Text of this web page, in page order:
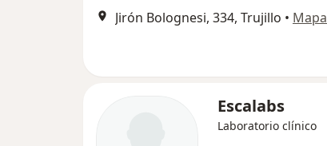
Jirón Bolognesi, 334, Trujillo • Mapa
Escalabs
Laboratorio clínico